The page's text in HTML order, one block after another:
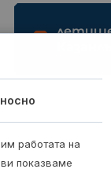
работата на
показваме